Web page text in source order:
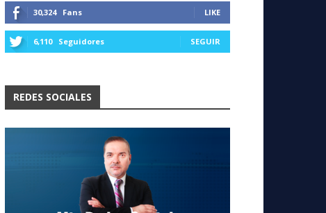
30,324 Fans LIKE
6,110 Seguidores SEGUIR
REDES SOCIALES